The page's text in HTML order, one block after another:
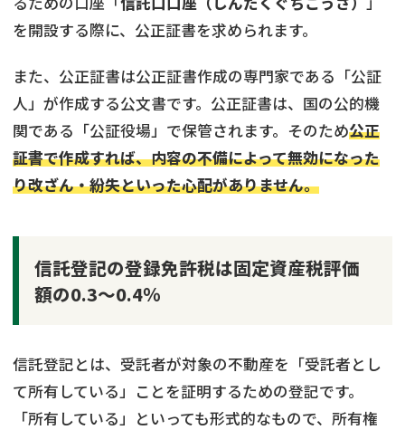
を開設する際に、公正証書を求められます。
また、公正証書は公正証書作成の専門家である「公証
人」が作成する公文書です。公正証書は、国の公的機
関である「公証役場」で保管されます。そのため公正
証書で作成すれば、内容の不備によって無効になった
り改ざん・紛失といった心配がありません。
信託登記の登録免許税は固定資産税評価
額の0.3～0.4％
信託登記とは、受託者が対象の不動産を「受託者とし
て所有している」ことを証明するための登記です。
「所有している」といっても形式的なもので、所有権